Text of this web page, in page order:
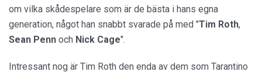
om vilka skådespelare som är de bästa i hans egna
generation, något han snabbt svarade på med "Tim Roth,
Sean Penn och Nick Cage".
Intressant nog är Tim Roth den enda av dem som Tarantino